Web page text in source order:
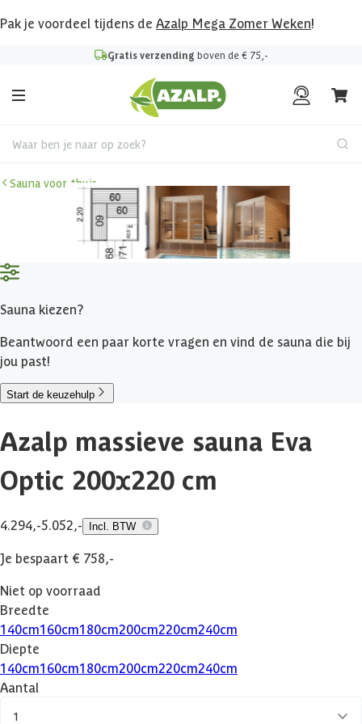
Pak je voordeel tijdens de Azalp Mega Zomer Weken!
Gratis verzending boven de € 75,-
Waar ben je naar op zoek?
Sauna voor thuis
Sauna kiezen?
Beantwoord een paar korte vragen en vind de sauna die bij
jou past!
Start de keuzehulp
Azalp massieve sauna Eva
Optic 200x220 cm
4.294,-5.052,- Incl. BTW
Je bespaart € 758,-
Niet op voorraad
Breedte
140cm160cm180cm200cm220cm240cm
Diepte
140cm160cm180cm200cm220cm240cm
Aantal
1